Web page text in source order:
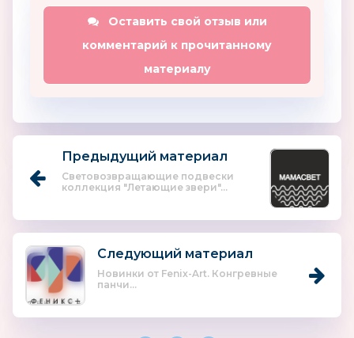
Оставить свой отзыв или
комментарий к прочитанному
материалу
Предыдущий материал
Световозвращающие подвески
коллекция "Летающие звери"...
Следующий материал
Новинки от Fenix-Art. Конгревные
панчи...